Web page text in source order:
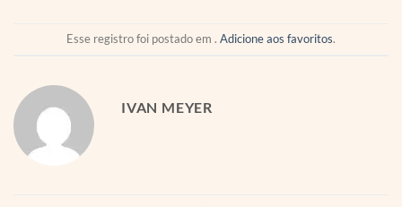
Esse registro foi postado em . Adicione aos favoritos.
IVAN MEYER